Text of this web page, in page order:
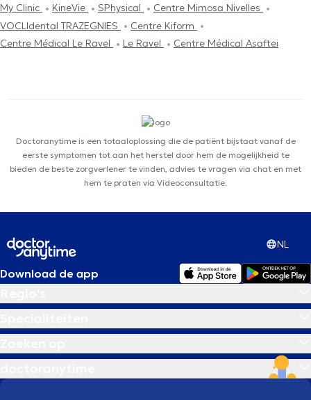
My Clinic
KineVie SPhysical
Centre Mimosa Nivelles
VOCLIdental TRAZEGNIES
Centre Kiform
Centre Médical Le Ravel
Le Ravel Centre Médical Asaftei
Doctoranytime is een totaaloplossing die de patiënt bijstaat vanaf de
eerste symptomen tot aan het herstel door hem de mogelijkheid te
bieden de beste zorgverlener te vinden, advies te vragen via chat en met
hem te praten via Videoconsultatie.
NL
Download de app